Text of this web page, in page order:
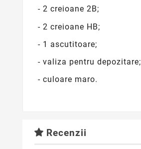
- 2 creioane 2B;
- 2 creioane HB;
- 1 ascutitoare;
- valiza pentru depozitare;
- culoare maro.
Recenzii